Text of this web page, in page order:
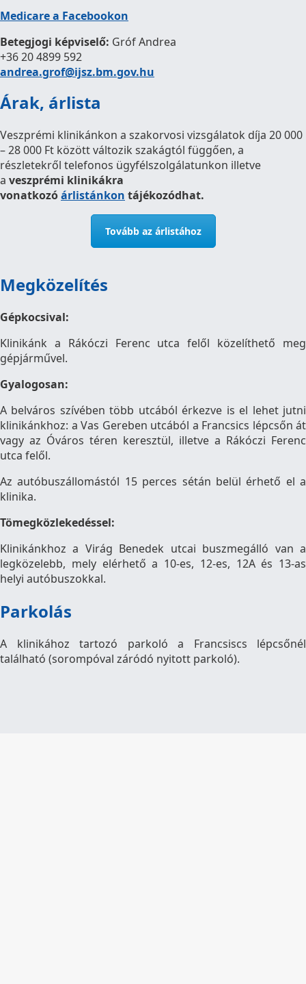
Medicare a Facebookon
Betegjogi képviselő: Gróf Andrea
+36 20 4899 592
andrea.grof@ijsz.bm.gov.hu
Árak, árlista
Veszprémi klinikánkon a szakorvosi vizsgálatok díja 20 000
– 28 000 Ft között változik szakágtól függően, a
részletekről telefonos ügyfélszolgálatunkon illetve
a veszprémi klinikákra
vonatkozóárlistánkon tájékozódhat.
Tovább az árlistához
Megközelítés
Gépkocsival:
Klinikánk a Rákóczi Ferenc utca felől közelíthető meg
gépjárművel.
Gyalogosan:
A belváros szívében több utcából érkezve is el lehet jutni
klinikánkhoz: a Vas Gereben utcából a Francsics lépcsőn át
vagy az Óváros téren keresztül, illetve a Rákóczi Ferenc
utca felől.
Az autóbuszállomástól 15 perces sétán belül érhető el a
klinika.
Tömegközlekedéssel:
Klinikánkhoz a Virág Benedek utcai buszmegálló van a
legközelebb, mely elérhető a 10-es, 12-es, 12A és 13-as
helyi autóbuszokkal.
Parkolás
A klinikához tartozó parkoló a Francsiscs lépcsőnél
található (sorompóval záródó nyitott parkoló).